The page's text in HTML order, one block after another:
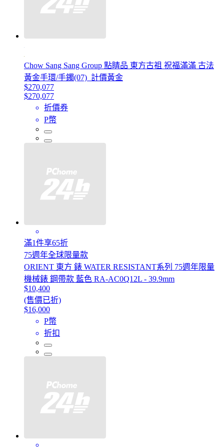
Chow Sang Sang Group 點睛品 東方古祖 祝福滿滿 古法
黃金手環/手鐲(07)_計價黃金
$270,077
$270,077
折價券
P幣
滿1件享65折
75週年全球限量款
ORIENT 東方 錶 WATER RESISTANT系列 75週年限量
機械錶 鋼帶款 藍色 RA-AC0Q12L - 39.9mm
$10,400
(售價已折)
$16,000
P幣
折扣